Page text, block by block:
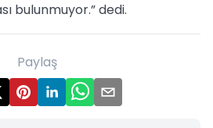
bulunmuyor.” dedi.
Paylaş